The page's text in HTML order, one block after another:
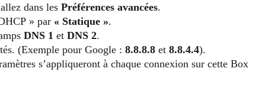
dans les Préférences avancées.
» par « Statique ».
DNS 1 et DNS 2.
(Exemple pour Google : 8.8.8.8 et 8.8.4.4).
s’appliqueront à chaque connexion sur cette Box